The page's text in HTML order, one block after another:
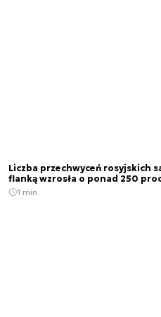
Liczba przechwyceń rosyjskich
flanką wzrosła o ponad 250
1 min.